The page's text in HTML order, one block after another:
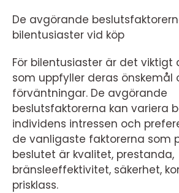
De avgörande
bilentusiaster vid köp
För bilentusiaster är det viktigt
som uppfyller deras önskemål
förväntningar. De avgörande
beslutsfaktorerna kan variera
individens intressen och
de vanligaste faktorerna som
beslutet är kvalitet, prestanda,
bränsleeffektivitet, säkerhet,
prisklass.